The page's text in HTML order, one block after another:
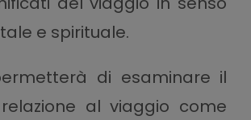
e spirituale.
di esaminare il
al viaggio come